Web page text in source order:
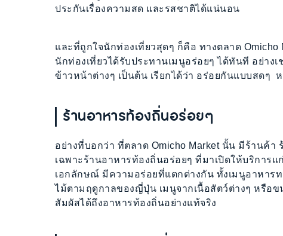
ประกันเรื่องความสด และรสชาติได้แน่นอน
และที่ถูกใจนักท่องเที่ยวสุดๆ ก็คือ ทางตลาด
นักท่องเที่ยวได้รับประทานเมนูอร่อยๆ ได้ทันที อย่าง
ข้าวหน้าต่างๆ เป็นต้น เรียกได้ว่า อร่อยกันแบบสดๆ
ร้านอาหารท้องถิ่นอร่อยๆ
อย่างที่บอกว่า ที่ตลาด Omicho Market นั้น มีร้านค้า
เฉพาะร้านอาหารท้องถิ่นอร่อยๆ ที่มาเปิดให้บริการ
เอกลักษณ์ มีความอร่อยที่แตกต่างกัน ทั้งเมนูอาหาร
ไม้ตามฤดูกาลของญี่ปุ่น เมนูจากเนื้อสัตว์ต่างๆ หรือข
สัมผัสได้ถึงอาหารท้องถิ่นอย่างแท้จริง